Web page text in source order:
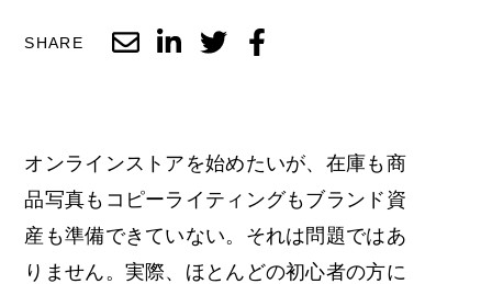
SHARE
オンラインストアを始めたいが、在庫も商
品写真もコピーライティングもブランド資
産も準備できていない。それは問題ではあ
りません。実際、ほとんどの初心者の方に